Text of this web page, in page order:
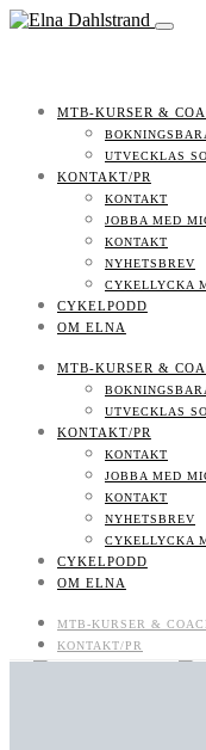
MTB-KURSER &
UTVECKLAS
KONTAKT/PR
KONTAKT
JOBBA MED
KONTAKT
NYHETSBREV
CYKELLYCKA
CYKELPODD
OM ELNA
MTB-KURSER &
UTVECKLAS
KONTAKT/PR
KONTAKT
JOBBA MED
KONTAKT
NYHETSBREV
CYKELLYCKA
CYKELPODD
OM ELNA
MTB-KURSER &
KONTAKT/PR